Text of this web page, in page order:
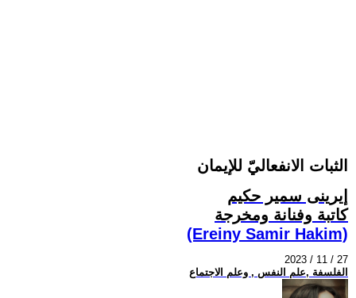
الثبات الانفعاليّ للإيمان
إيرينى سمير حكيم
كاتبة وفنانة ومخرجة
(Ereiny Samir Hakim)
2023 / 11 / 27
الفلسفة ,علم النفس , وعلم الاجتماع